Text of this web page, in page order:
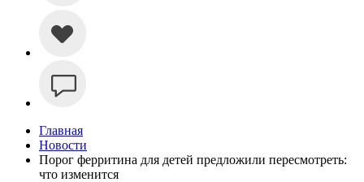
Главная
Новости
Порог ферритина для детей предложили пересмотреть:
что изменится